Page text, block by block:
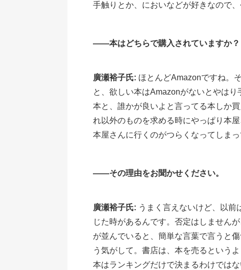
手触りとか、においなどが好きなので
――本はどちらで購入されていますか？
廣瀬裕子氏: ほとんどAmazonですね。
と、欲しい本はAmazonがないとやは
本と、誰かが良いよと言ってる本しか
れ以外のものを求める時にやっぱり本
本屋さんに行くのがつらくなってしまっ
――その理由をお聞かせください。
廣瀬裕子氏: うまく言えないけど、以
じた時があるんです。否定はしません
が並んでいると、簡単な言葉で言うと
う気がして。書店は、本を売るという
本はランキングだけで決まるわけでは